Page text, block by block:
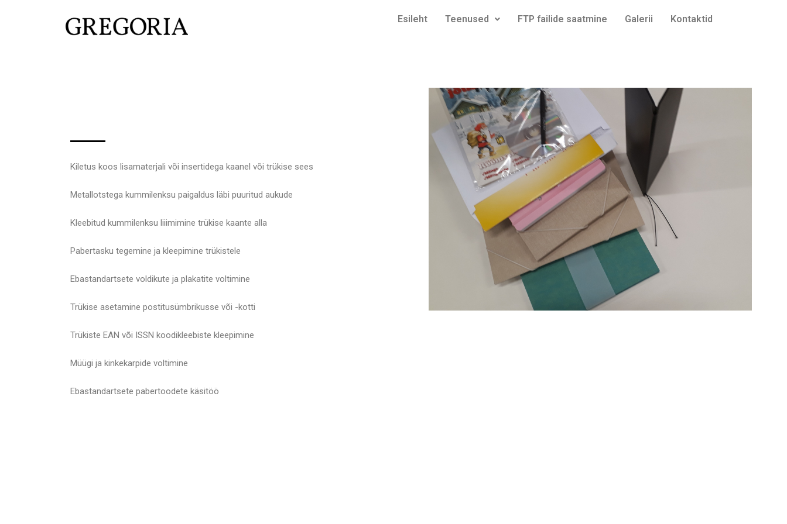
Esileht Teenused FTP failide saatmine Galerii Kontaktid
Kiletus koos lisamaterjali või insertidega kaanel või trükise sees
Metallotstega kummilenksu paigaldus läbi puuritud aukude
Kleebitud kummilenksu liiimimine trükise kaante alla
Pabertasku tegemine ja kleepimine trükistele
Ebastandartsete voldikute ja plakatite voltimine
Trükise asetamine postitusümbrikusse või -kotti
Trükiste EAN või ISSN koodikleebiste kleepimine
Müügi ja kinkekarpide voltimine
Ebastandartsete pabertoodete käsitöö